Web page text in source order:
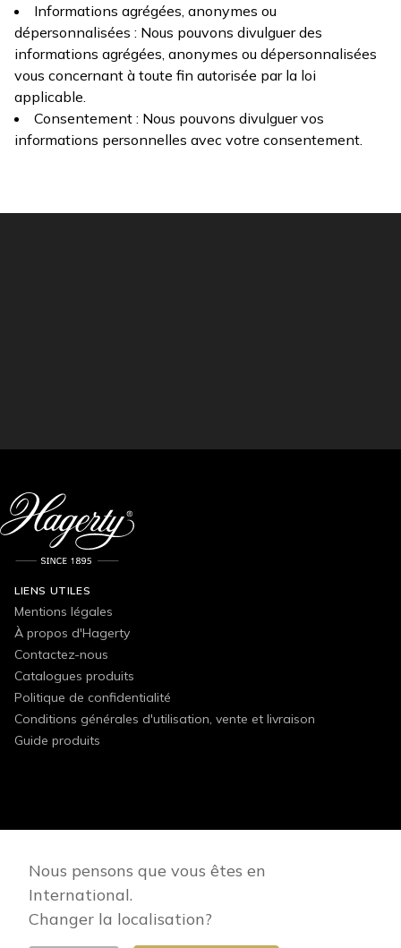
Informations agrégées, anonymes ou
dépersonnalisées : Nous pouvons divulguer des
informations agrégées, anonymes ou dépersonnalisées
vous concernant à toute fin autorisée par la loi
applicable.
Consentement : Nous pouvons divulguer vos
informations personnelles avec votre consentement.
LIENS UTILES
Mentions légales
À propos d'Hagerty
Contactez-nous
Catalogues produits
Politique de confidentialité
Conditions générales d'utilisation, vente et livraison
Guide produits
FOLLOW US
Nous pensons que vous êtes en
International.
Changer la localisation?